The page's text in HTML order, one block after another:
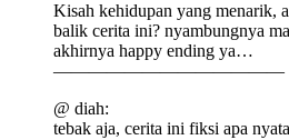
Kisah kehidupan yang menarik,
balik cerita ini? nyambungnya
akhirnya happy ending ya…
—————————————
@ diah:
tebak aja, cerita ini fiksi apa